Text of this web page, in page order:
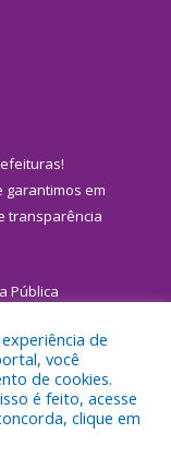
!
garantimos em
transparência
Pública
Municipal de
de
você
de cookies.
é feito, acesse
clique em